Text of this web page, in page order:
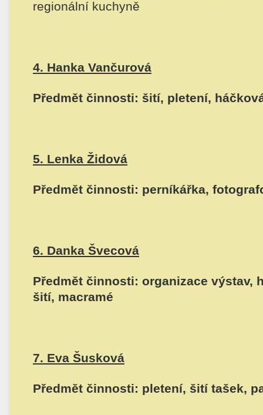
regionální kuchyně
4. Hanka Vančurová
Předmět činnosti: šití, pletení,
5. Lenka Židová
Předmět činnosti: perníkářka,
6. Danka Švecová
Předmět činnosti: organizace výstav,
šití, macramé
7. Eva Šusková
Předmět činnosti: pletení, šití tašek,